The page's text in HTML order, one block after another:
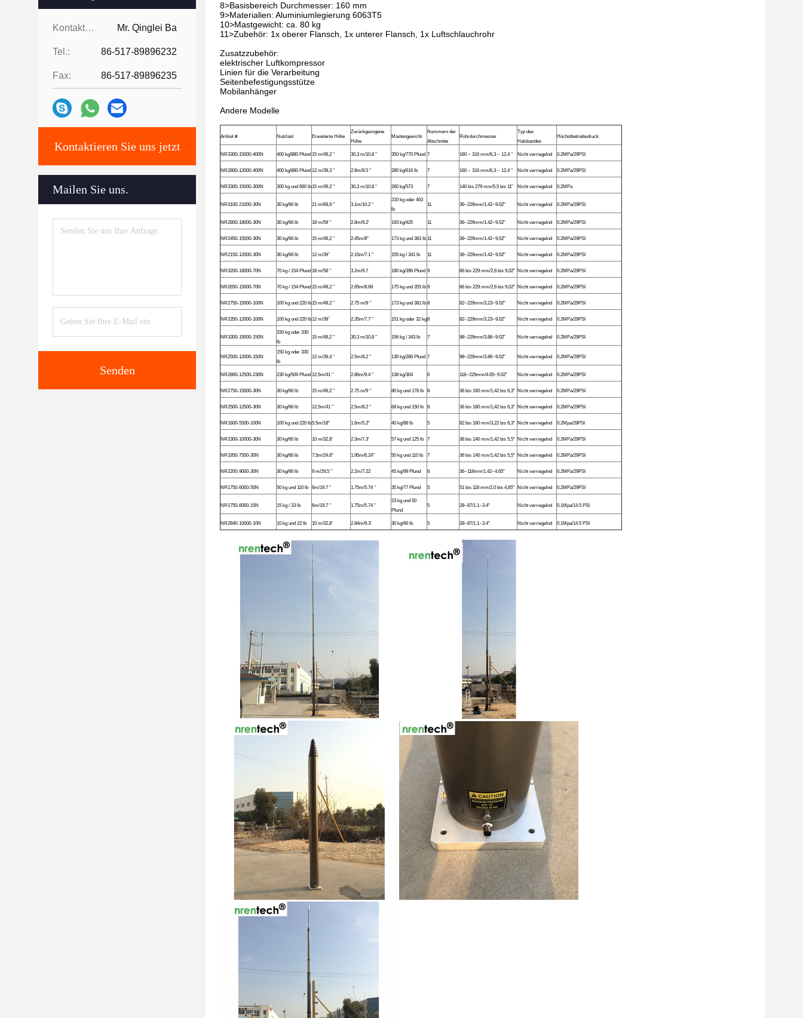
Kontaktpersonen: Mr. Qinglei Ba
Tel.: 86-517-89896232
Fax: 86-517-89896235
Kontaktieren Sie uns jetzt
Mailen Sie uns.
Senden
8>Basisbereich Durchmesser: 160 mm
9>Materialien: Aluminiumlegierung 6063T5
10>Mastgewicht: ca. 80 kg
11>Zubehör: 1x oberer Flansch, 1x unterer Flansch, 1x Luftschlauchrohr
Zusatzzubehör:
elektrischer Luftkompressor
Linien für die Verarbeitung
Seitenbefestigungsstütze
Mobilanhänger
Andere Modelle
Artikel # Nutzlast Erweiterte Höhe
Zurückgezogene
Höhe
Mastengewicht
Nummern der
Abschnitte
Rohrdurchmesser
Typ des
Halsbandes
Höchstbetriebsdruck
NR3300-15000-400N 400 kg/880 Pfund 15 m/49,2 ′′ 30,3 m/10,8 ′′ 350 kg/770 Pfund 7 160 ~ 316 mm/6,3 ~ 12,4 ′′ Nicht verriegelnd 0.2MPa/29PSI
NR2800-12000-400N 400 kg/880 Pfund 12 m/39,3 ′′ 2.8m/8.5 ′′ 280 kg/616 lb 7 160 ~ 316 mm/6,3 ~ 12,4 ′′ Nicht verriegelnd 0.2MPa/29PSI
NR3300-15000-300N 300 kg und 660 lb15 m/49,2 ′′ 30,3 m/10,8 ′′ 260 kg/573 7 140 bis 279 mm/5,5 bis 11" Nicht verriegelnd 0.2MPa
NR3100-21000-30N 30 kg/66 lb 21 m/68,9 ′′ 3.1m/10.2 ′′
210 kg oder 463
lb
11 36~229mm/1.42~9.02" Nicht verriegelnd 0.2MPa/29PSI
NR2800-18000-30N 30 kg/66 lb 18 m/59 ′′ 2.8m/9.2' 193 kg/425 11 36~229mm/1.42~9.02" Nicht verriegelnd 0.2MPa/29PSI
NR2450-15000-30N 30 kg/66 lb 15 m/49,2 ′′ 2.45m/8" 173 kg und 381 lb 11 36~229mm/1.42~9.02" Nicht verriegelnd 0.2MPa/29PSI
NR2150-12000-30N 30 kg/66 lb 12 m/39 ̊ 2.15m/7.1 ′′ 155 kg / 341 lb 11 36~229mm/1.42~9.02" Nicht verriegelnd 0.2MPa/29PSI
NR3200-18000-70N 70 kg / 154 Pfund 18 m/58 ′′ 3.2m/9.7 180 kg/396 Pfund 9 66 bis 229 mm/2,6 bis 9,02" Nicht verriegelnd 0.2MPa/29PSI
NR2650-15000-70N 70 kg / 154 Pfund 15 m/49,2 ′′ 2.65m/8.69 175 kg und 355 lb 9 66 bis 229 mm/2,6 bis 9,02" Nicht verriegelnd 0.2MPa/29PSI
NR2750-15000-100N 100 kg und 220 lb15 m/49,2 ′′ 2.75 m/9 ′′ 173 kg und 381 lb 8 82~229mm/3.23~9.02" Nicht verriegelnd 0.2MPa/29PSI
NR2350-12000-100N 100 kg und 220 lb12 m/39 ̊ 2.35m/7.7 ′′ 151 kg oder 32 kg8 82~229mm/3.23~9.02" Nicht verriegelnd 0.2MPa/29PSI
NR3300-15000-150N
150 kg oder 330
lb
15 m/49,2 ′′ 30,3 m/10,8 ′′ 156 kg / 343 lb 7 98~229mm/3.86~9.02" Nicht verriegelnd 0.2MPa/29PSI
NR2500-12000-150N
150 kg oder 330
lb
12 m/39,4 ′′ 2.5m/8.2 ′′ 130 kg/286 Pfund 7 98~229mm/3.86~9.02" Nicht verriegelnd 0.2MPa/29PSI
NR2860-12500-230N 230 kg/506 Pfund 12.5m/41 ′′ 2.86m/9.4 ′′ 138 kg/304 6 118~229mm/4.65~9.02" Nicht verriegelnd 0.2MPa/29PSI
NR2750-15000-30N 30 kg/66 lb 15 m/49,2 ′′ 2.75 m/9 ′′ 80 kg und 176 lb 8 36 bis 160 mm/1,42 bis 6,3" Nicht verriegelnd 0.2MPa/29PSI
NR2500-12500-30N 30 kg/66 lb 12.5m/41 ′′ 2.5m/8.2 ′′ 68 kg und 150 lb 8 36 bis 160 mm/1,42 bis 6,3" Nicht verriegelnd 0.2MPa/29PSI
NR1600-5500-100N 100 kg und 220 lb5.5m/18" 1.6m/5.2" 40 kg/88 lb 5 82 bis 160 mm/3,22 bis 6,3" Nicht verriegelnd 0.2Mpa/29PSI
NR2300-10000-30N 30 kg/66 lb 10 m/32,8' 2.3m/7.3' 57 kg und 125 lb 7 36 bis 140 mm/1,42 bis 5,5" Nicht verriegelnd 0.2MPa/29PSI
NR1950-7500-30N 30 kg/66 lb 7.5m/24.6" 1.95m/6.24" 50 kg und 110 lb 7 36 bis 140 mm/1,42 bis 5,5" Nicht verriegelnd 0.2MPa/29PSI
NR2200-9000-30N 30 kg/66 lb 9 m/29,5 ′′ 2.2m/7.22 45 kg/99 Pfund 6 36~118mm/1.42~4.65" Nicht verriegelnd 0.2MPa/29PSI
NR1750-6000-50N 50 kg und 110 lb 6m/19.7 ′′ 1.75m/5.74 ′′ 35 kg/77 Pfund 5 51 bis 118 mm/2,0 bis 4,65" Nicht verriegelnd 0.2MPa/29PSI
NR1750-6000-15N 15 kg / 33 lb 6m/19.7 ′′ 1.75m/5.74 ′′
23 kg und 50
Pfund
5 28~87/1.1~3.4" Nicht verriegelnd 0.1Mpa/14.5 PSI
NR2840-10000-10N 10 kg und 22 lb 10 m/32,8' 2.84m/9.3' 30 kg/66 lb 5 28~87/1.1~3.4" Nicht verriegelnd 0.1Mpa/14.5 PSI